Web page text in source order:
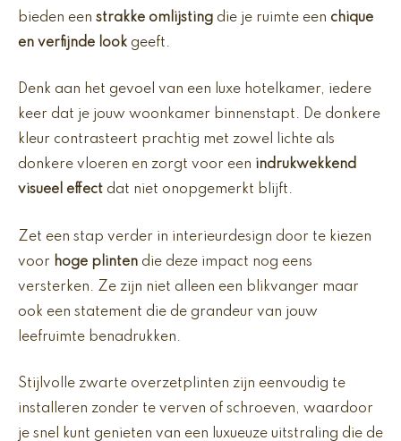
bieden een strakke omlijsting die je ruimte een chique
en verfijnde look geeft.
Denk aan het gevoel van een luxe hotelkamer, iedere
keer dat je jouw woonkamer binnenstapt. De donkere
kleur contrasteert prachtig met zowel lichte als
donkere vloeren en zorgt voor een indrukwekkend
visueel effect dat niet onopgemerkt blijft.
Zet een stap verder in interieurdesign door te kiezen
voor hoge plinten die deze impact nog eens
versterken. Ze zijn niet alleen een blikvanger maar
ook een statement die de grandeur van jouw
leefruimte benadrukken.
Stijlvolle zwarte overzetplinten zijn eenvoudig te
installeren zonder te verven of schroeven, waardoor
je snel kunt genieten van een luxueuze uitstraling die de